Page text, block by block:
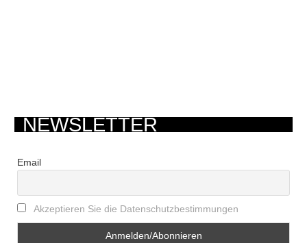
NEWSLETTER
Email
Akzeptieren Sie die Datenschutzbestimmungen